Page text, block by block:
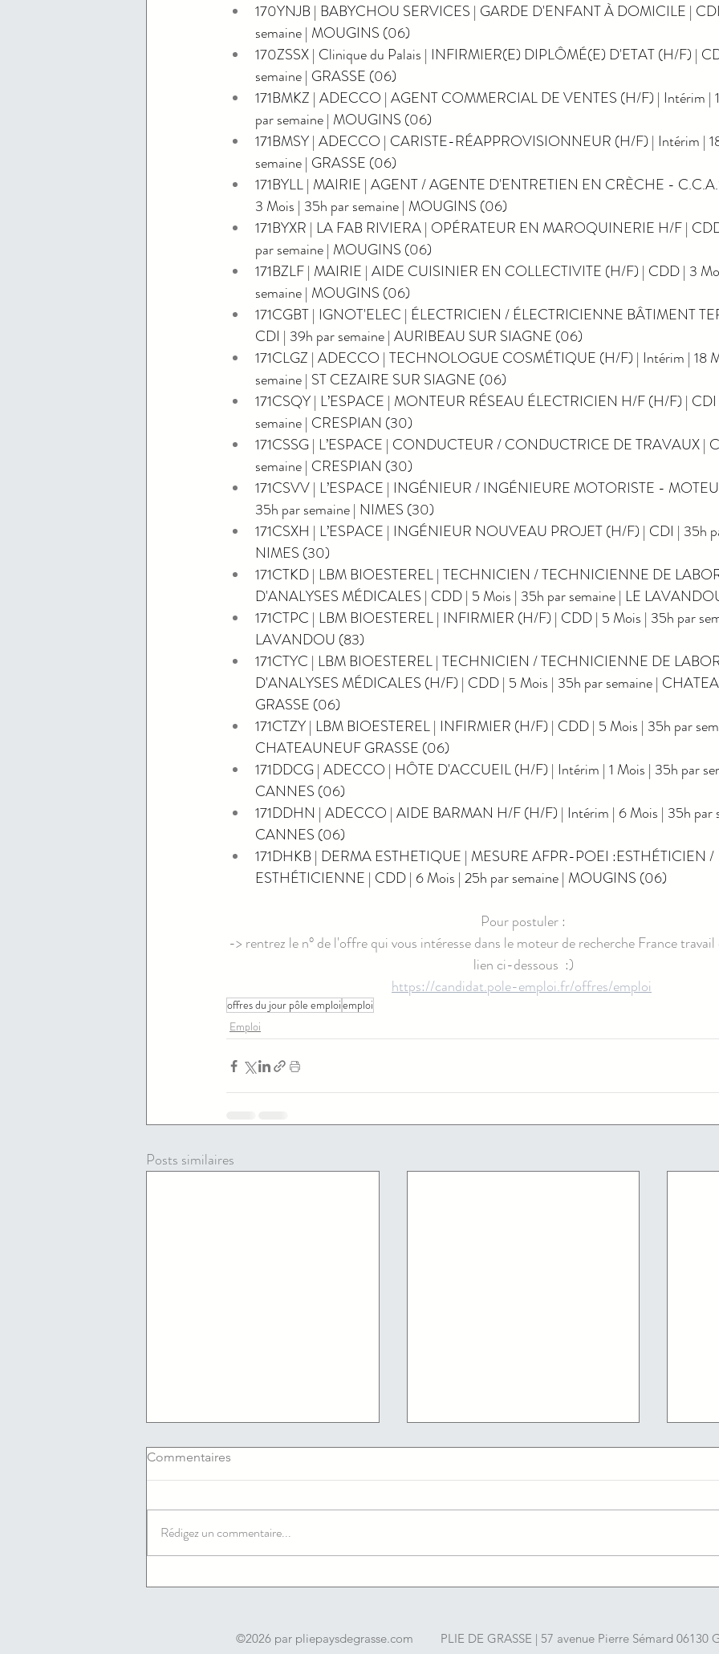
170YNJB | BABYCHOU SERVICES | GARDE D'ENFANT À DOMICILE |
semaine | MOUGINS (06)
170ZSSX | Clinique du Palais | INFIRMIER(E) DIPLÔMÉ(E) D'ETAT (H/F) |
semaine | GRASSE (06)
171BMKZ | ADECCO | AGENT COMMERCIAL DE VENTES (H/F) | Intérim |
par semaine | MOUGINS (06)
171BMSY | ADECCO | CARISTE-RÉAPPROVISIONNEUR (H/F) | Intérim |
semaine | GRASSE (06)
171BYLL | MAIRIE | AGENT / AGENTE D'ENTRETIEN EN CRÈCHE -
3 Mois | 35h par semaine | MOUGINS (06)
171BYXR | LA FAB RIVIERA | OPÉRATEUR EN MAROQUINERIE H/F |
par semaine | MOUGINS (06)
171BZLF | MAIRIE | AIDE CUISINIER EN COLLECTIVITE (H/F) | CDD | 3
semaine | MOUGINS (06)
171CGBT | IGNOT'ELEC | ÉLECTRICIEN / ÉLECTRICIENNE BÂTIMENT
CDI | 39h par semaine | AURIBEAU SUR SIAGNE (06)
171CLGZ | ADECCO | TECHNOLOGUE COSMÉTIQUE (H/F) | Intérim | 18
semaine | ST CEZAIRE SUR SIAGNE (06)
171CSQY | L’ESPACE | MONTEUR RÉSEAU ÉLECTRICIEN H/F (H/F) |
semaine | CRESPIAN (30)
171CSSG | L’ESPACE | CONDUCTEUR / CONDUCTRICE DE TRAVAUX |
semaine | CRESPIAN (30)
171CSVV | L’ESPACE | INGÉNIEUR / INGÉNIEURE MOTORISTE -
35h par semaine | NIMES (30)
171CSXH | L’ESPACE | INGÉNIEUR NOUVEAU PROJET (H/F) | CDI | 35h
NIMES (30)
171CTKD | LBM BIOESTEREL | TECHNICIEN / TECHNICIENNE DE
D'ANALYSES MÉDICALES | CDD | 5 Mois | 35h par semaine | LE
171CTPC | LBM BIOESTEREL | INFIRMIER (H/F) | CDD | 5 Mois | 35h par
LAVANDOU (83)
171CTYC | LBM BIOESTEREL | TECHNICIEN / TECHNICIENNE DE
D'ANALYSES MÉDICALES (H/F) | CDD | 5 Mois | 35h par semaine |
GRASSE (06)
171CTZY | LBM BIOESTEREL | INFIRMIER (H/F) | CDD | 5 Mois | 35h par
CHATEAUNEUF GRASSE (06)
171DDCG | ADECCO | HÔTE D'ACCUEIL (H/F) | Intérim | 1 Mois | 35h par
CANNES (06)
171DDHN | ADECCO | AIDE BARMAN H/F (H/F) | Intérim | 6 Mois | 35h par
CANNES (06)
171DHKB | DERMA ESTHETIQUE | MESURE AFPR-POEI :ESTHÉTICIEN /
ESTHÉTICIENNE | CDD | 6 Mois | 25h par semaine | MOUGINS (06)
Pour postuler :
-> rentrez le n° de l'offre qui vous intéresse dans le moteur de recherche France
lien ci-dessous  :)
https://candidat.pole-emploi.fr/offres/emploi
offres du jour pôle emploiemploi
Emploi
Posts similaires
Commentaires
Rédigez un commentaire...
PLIE DE GRASSE | 57 avenue Pierre Sémard 06130
©2026 par pliepaysdegrasse.com